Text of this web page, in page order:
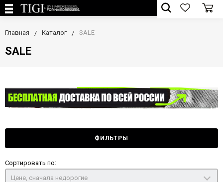
Главная Каталог SALE
SALE
ФИЛЬТРЫ
Сортировать по:
Цене, сначала недорогие